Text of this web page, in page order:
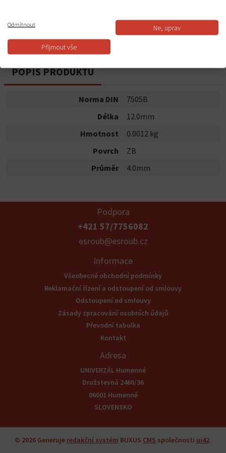
Dostupnost:Skladem
POPIS PRODUKTU
Norma DIN
7505B
Délka
12.0mm
Hmotnost
0.0012 kg
Povrch
ZB
Průměr
4.0mm
Podpora
+421 57/7756082
esroub@esroub.cz
Informace
Všeobecné obchodní podmínky
Reklamační řízení a odstoupení od smlouvy
Odstoupení od smlouvy
Zásady zpracování osobních údajů
Převodní tabulka
Kontakt
Adresa
UNIVERZÁL Humenné
Družstevná 2460/36
06601 Humenné
SLOVENSKO
© 2026 Generuje redakční systém BUXUS CMS společnosti ui42.
Odmítnout Ne, uprav
Přijmout vše